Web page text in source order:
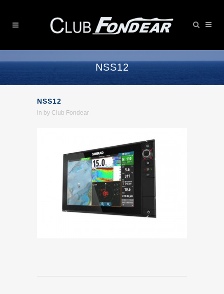
NSS12
NSS12
in by Club Fondear